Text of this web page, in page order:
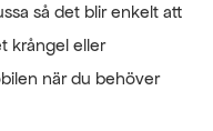
så det blir enkelt att
krångel eller
när du behöver